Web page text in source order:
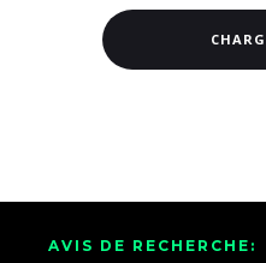
AVIS DE RECHERCHE: